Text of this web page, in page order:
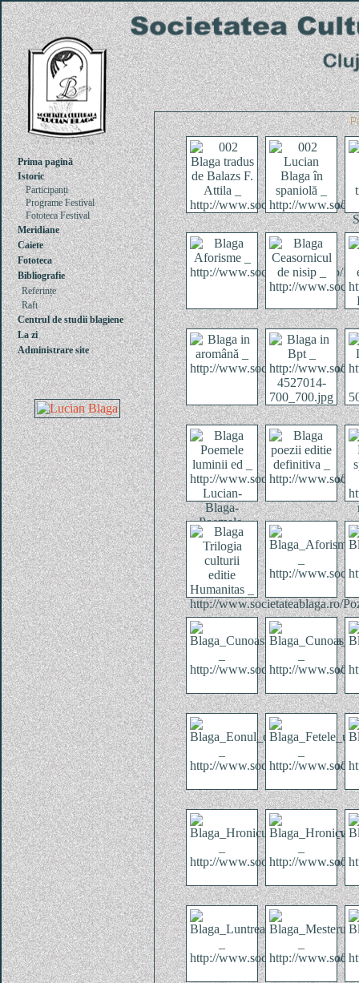
Prima pagină
Istoric
Participanți
Programe Festival
Fototeca Festival
Meridiane
Caiete
Fototeca
Bibliografie
Referințe
Raft
Centrul de studii blagiene
La zi
Administrare site